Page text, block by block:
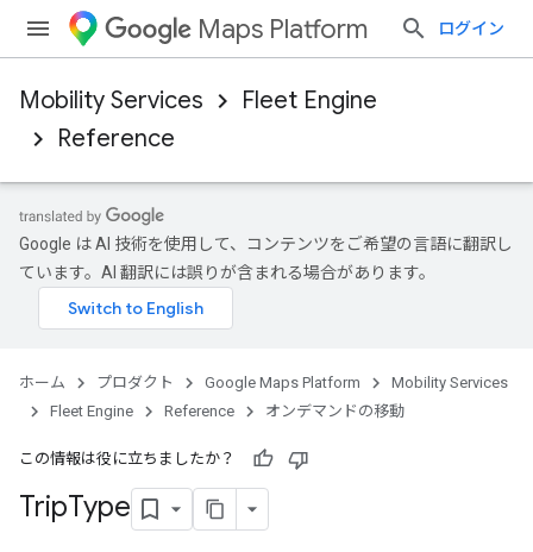
Maps Platform ログイン
Mobility Services
Fleet Engine
Reference
Google は AI 技術を使用して、コンテンツをご希望の言語に翻訳し
ています。AI 翻訳には誤りが含まれる場合があります。
ホーム プロダクト Google Maps Platform
Mobility Services
Fleet Engine
Reference オンデマンドの移動
この情報は役に立ちましたか？
TripType